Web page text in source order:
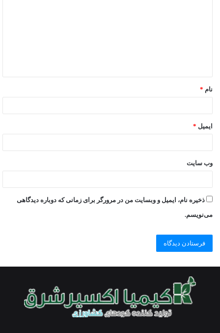
نام *
ایمیل *
وب‌ سایت
ذخیره نام، ایمیل و وبسایت من در مرورگر برای زمانی که دوباره دیدگاهی
می‌نویسم.